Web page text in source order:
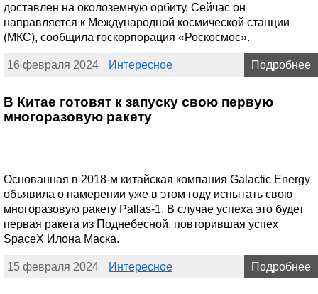
доставлен на околоземную орбиту. Сейчас он
направляется к Международной космической станции
(МКС), сообщила госкорпорация «Роскосмос».
16 февраля 2024 Интересное Подробнее
В Китае готовят к запуску свою первую
многоразовую ракету
Основанная в 2018-м китайская компания Galactic Energy
объявила о намерении уже в этом году испытать свою
многоразовую ракету Pallas-1. В случае успеха это будет
первая ракета из Поднебесной, повторившая успех
SpaceX Илона Маска.
15 февраля 2024 Интересное Подробнее